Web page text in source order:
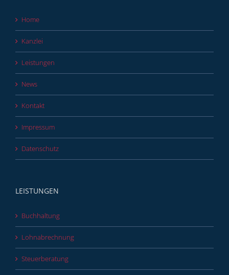
Home
Kanzlei
Leistungen
News
Kontakt
Impressum
Datenschutz
LEISTUNGEN
Buchhaltung
Lohnabrechnung
Steuerberatung